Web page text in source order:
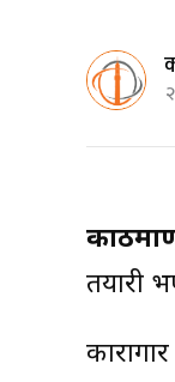
तयारी